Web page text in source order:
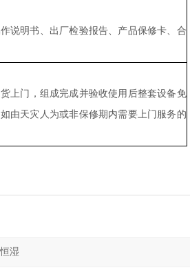
说明书、出厂检验报告、产品保修卡、合
上门，组成完成并验收使用后整套设备免
由天灾人为或非保修期内需要上门服务的